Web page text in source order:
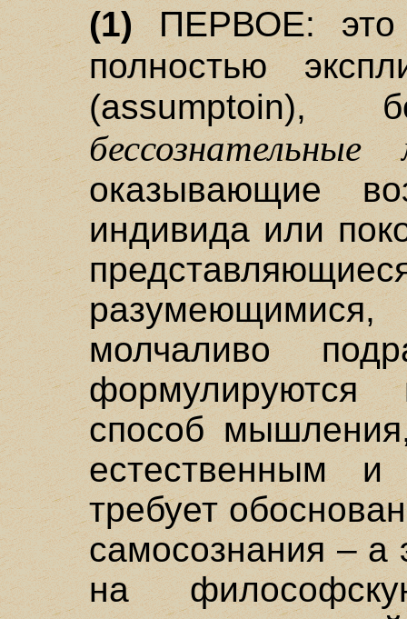
(1) ПЕРВОЕ: это
полностью
оказывающие
индивида или
молчаливо
формулируются
способ
естественным
требует
самосознания – а
на